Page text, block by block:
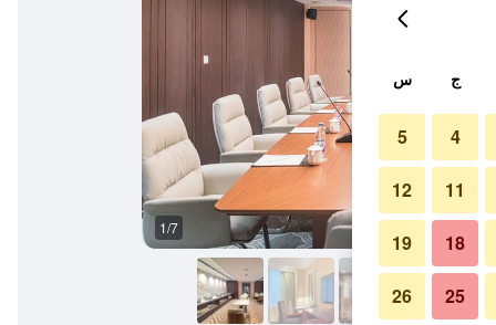
1/7
ج س
4
5
11
12
18
19
25
26